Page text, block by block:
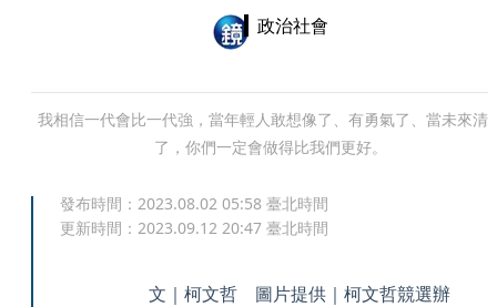
政治社會
我相信一代會比一代強，當年輕人敢想像了、有勇氣了、當未來清
了，你們一定會做得比我們更好。
發布時間： 2023.08.02 05:58 臺北時間
更新時間： 2023.09.12 20:47 臺北時間
文｜柯文哲 圖片提供｜柯文哲競選辦